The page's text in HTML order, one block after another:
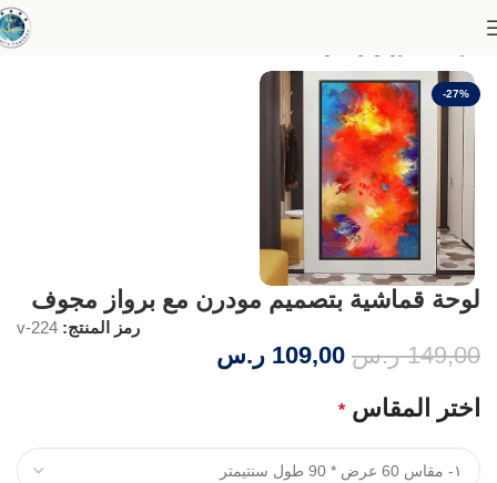
-27%
لوحة قماشية بتصميم مودرن مع برواز مجوف
رمز المنتج: v-224
149,00 ر.س 109,00 ر.س
اختر المقاس *